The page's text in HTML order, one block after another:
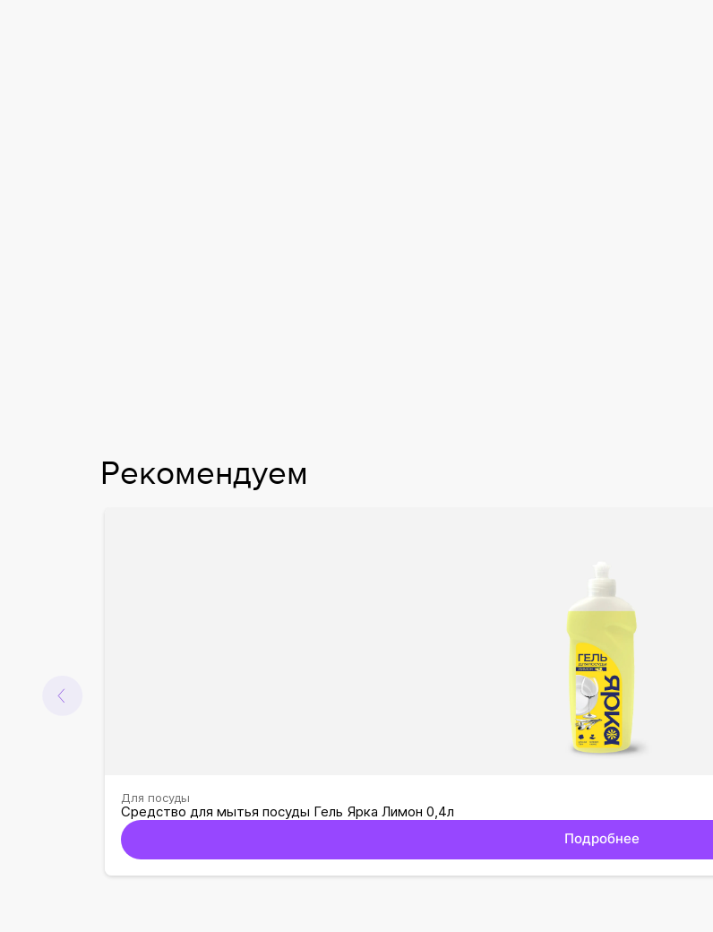
Рекомендуем
Для посуды
Средство для мытья посуды Гель Ярка Лимон 0,4л
Подробнее